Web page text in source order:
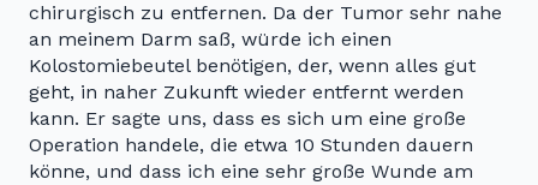
chirurgisch zu entfernen. Da der Tumor sehr nahe
an meinem Darm saß, würde ich einen
Kolostomiebeutel benötigen, der, wenn alles gut
geht, in naher Zukunft wieder entfernt werden
kann. Er sagte uns, dass es sich um eine große
Operation handele, die etwa 10 Stunden dauern
könne, und dass ich eine sehr große Wunde am